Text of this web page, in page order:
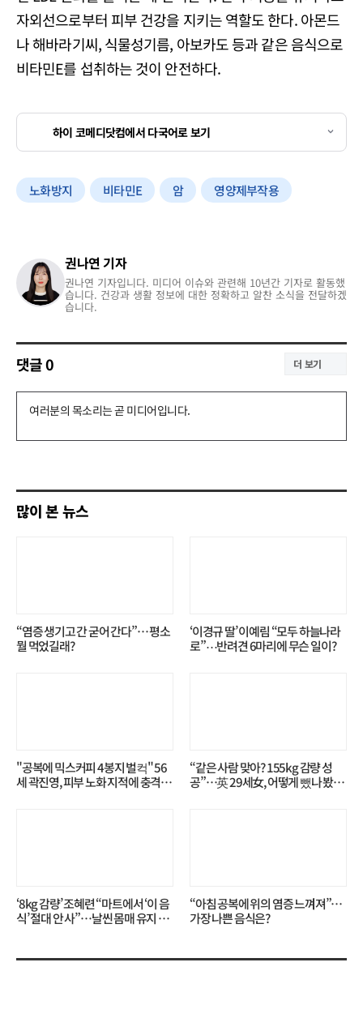
자외선으로부터 피부 건강을 지키는 역할도 한다. 아몬드
나 해바라기씨, 식물성기름, 아보카도 등과 같은 음식으로
비타민E를 섭취하는 것이 안전하다.
하이 코메디닷컴에서 다국어로 보기
노화방지 비타민E 암 영양제부작용
권나연 기자
권나연 기자입니다. 미디어 이슈와 관련해 10년간 기자로 활동했
습니다. 건강과 생활 정보에 대한 정확하고 알찬 소식을 전달하겠
습니다.
댓글0 더 보기
댓
기
많이 본 뉴스
“염증 생기고 간 굳어 간다”… 평소
뭘 먹었길래?
‘이경규 딸’ 이예림 “모두 하늘나라
로”⋯반려견 6마리에 무슨 일이?
"공복에 믹스커피 4봉지 벌컥" 56
세 곽진영, 피부 노화 지적에 충격…
“같은 사람 맞아? 155kg 감량 성
공”…英 29세女, 어떻게 뺐나 봤더
‘8kg 감량’ 조혜련 “마트에서 ‘이 음
식’ 절대 안 사”…날씬 몸매 유지 비
“아침 공복에 위의 염증 느껴져”…
가장 나쁜 음식은?